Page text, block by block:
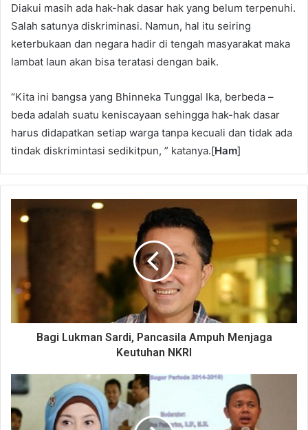
Diakui masih ada hak-hak dasar hak yang belum terpenuhi.
Salah satunya diskriminasi. Namun, hal itu seiring
keterbukaan dan negara hadir di tengah masyarakat maka
lambat laun akan bisa teratasi dengan baik.
“Kita ini bangsa yang Bhinneka Tunggal Ika, berbeda –
beda adalah suatu keniscayaan sehingga hak-hak dasar
harus didapatkan setiap warga tanpa kecuali dan tidak ada
tindak diskrimintasi sedikitpun, ” katanya.[Ham]
Bagi Lukman Sardi, Pancasila Ampuh Menjaga
Keutuhan NKRI